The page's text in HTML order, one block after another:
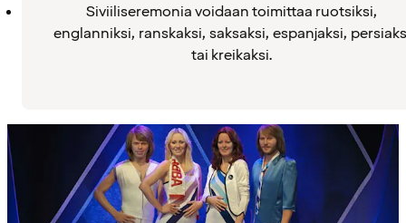
Siviiliseremonia voidaan toimittaa ruotsiksi,
englanniksi, ranskaksi, saksaksi, espanjaksi,
tai kreikaksi.